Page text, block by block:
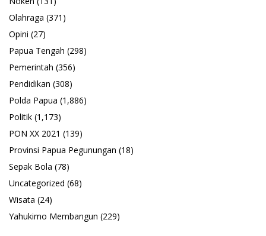
Olahraga (371)
Opini (27)
Papua Tengah (298)
Pemerintah (356)
Pendidikan (308)
Polda Papua (1,886)
Politik (1,173)
PON XX 2021 (139)
Provinsi Papua Pegunungan (18)
Sepak Bola (78)
Uncategorized (68)
Wisata (24)
Yahukimo Membangun (229)